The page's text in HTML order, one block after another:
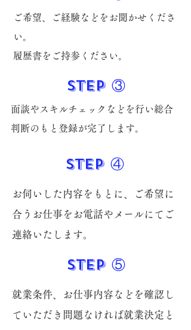
ご希望、ご経験などをお聞かせくださ
い。
​履歴書をご持参ください。
​STEP ③
面談やスキルチェックなどを行い総合
判断のもと登録が完了します。
​STEP ④
お伺いした内容をもとに、ご希望に
合うお仕事をお電話やメールにてご
連絡いたします。
​STEP ⑤
就業条件、お仕事内容などを確認し
ていただき問題なければ就業決定と